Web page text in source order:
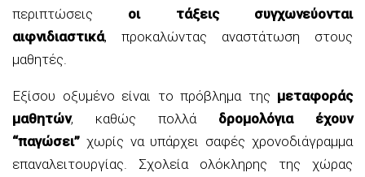
περιπτώσεις οι τάξεις συγχωνεύονται
αιφνιδιαστικά, προκαλώντας αναστάτωση στους
μαθητές.
Εξίσου οξυμένο είναι το πρόβλημα της μεταφοράς
μαθητών, καθώς πολλά δρομολόγια έχουν
“παγώσει” χωρίς να υπάρχει σαφές χρονοδιάγραμμα
επαναλειτουργίας. Σχολεία ολόκληρης της χώρας